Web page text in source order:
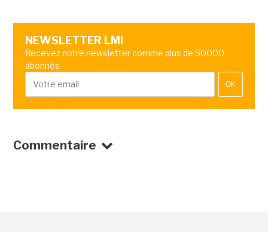
NEWSLETTER LMI
Recevez notre newsletter comme plus de 50000
abonnés
OK
Commentaire